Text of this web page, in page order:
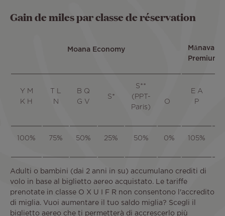
Gain de miles par classe de réservation
Moana Economy
Mānava
Premium
Y M
K H
T L
N
B Q
G V
S*
S**
(PPT-
Paris)
O
E A
P
100% 75% 50% 25% 50% 0% 105%
Adulti o bambini (dai 2 anni in su) accumulano crediti di
volo in base al biglietto aereo acquistato. Le tariffe
prenotate in classe O X U I F R non consentono l'accredito
di miglia. Vuoi aumentare il tuo saldo miglia? Scegli il
biglietto aereo che ti permetterà di accrescerlo più